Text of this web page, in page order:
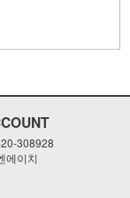
308928
에이치